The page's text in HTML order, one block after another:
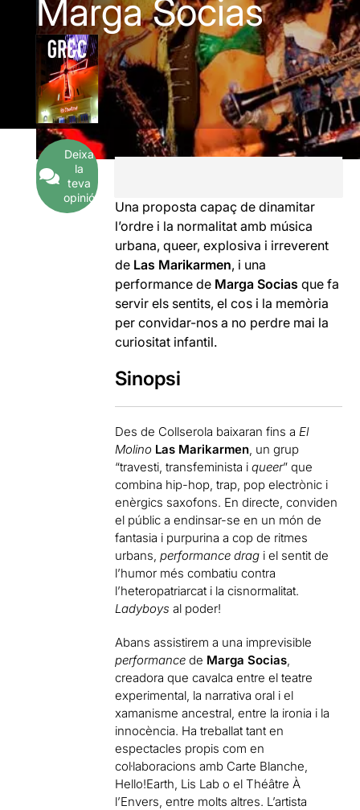
Marga Socias
Deixa
la
teva
opinió
Una proposta capaç de dinamitar
l’ordre i la normalitat amb música
urbana, queer, explosiva i irreverent
de Las Marikarmen, i una
performance de Marga Socias que fa
servir els sentits, el cos i la memòria
per convidar-nos a no perdre mai la
curiositat infantil.
Sinopsi
Des de Collserola baixaran fins a El
Molino Las Marikarmen, un grup
“travesti, transfeminista iqueer” que
combina hip-hop, trap, pop electrònic i
enèrgics saxofons. En directe, conviden
el públic a endinsar-se en un món de
fantasia i purpurina a cop de ritmes
urbans,performance drag i el sentit de
l’humor més combatiu contra
l’heteropatriarcat i la cisnormalitat.
Ladyboys al poder!
Abans assistirem a una imprevisible
performance de Marga Socias,
creadora que cavalca entre el teatre
experimental, la narrativa oral i el
xamanisme ancestral, entre la ironia i la
innocència. Ha treballat tant en
espectacles propis com en
col·laboracions amb Carte Blanche,
Hello!Earth, Lis Lab o el Théâtre À
l’Envers, entre molts altres. L’artista